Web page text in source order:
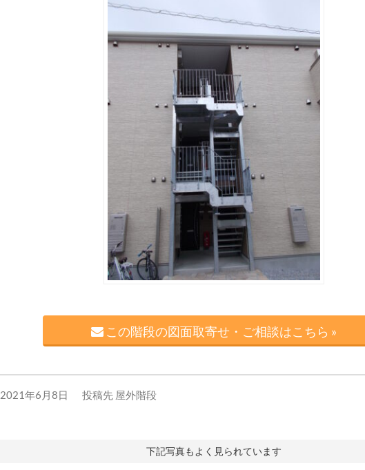
この階段の図面取寄せ・ご相談はこちら »
2021年6月8日 投稿先 屋外階段
下記写真もよく見られています